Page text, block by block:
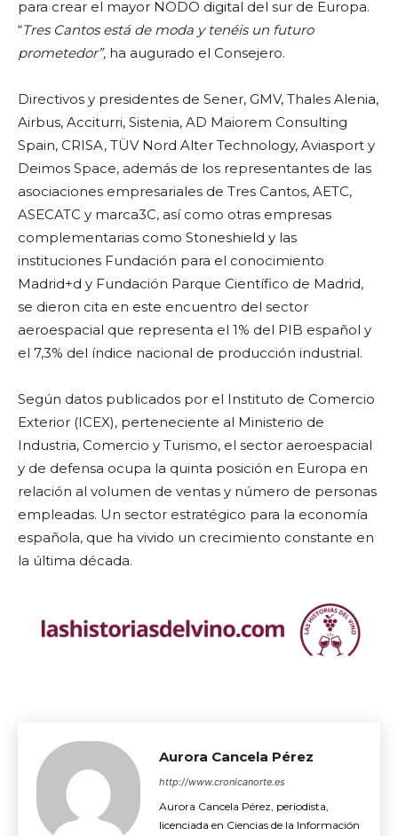
para crear el mayor NODO digital del sur de Europa.
“Tres Cantos está de moda y tenéis un futuro
prometedor”, ha augurado el Consejero.
Directivos y presidentes de Sener, GMV, Thales Alenia,
Airbus, Acciturri, Sistenia, AD Maiorem Consulting
Spain, CRISA, TÜV Nord Alter Technology, Aviasport y
Deimos Space, además de los representantes de las
asociaciones empresariales de Tres Cantos, AETC,
ASECATC y marca3C, así como otras empresas
complementarias como Stoneshield y las
instituciones Fundación para el conocimiento
Madrid+d y Fundación Parque Científico de Madrid,
se dieron cita en este encuentro del sector
aeroespacial que representa el 1% del PIB español y
el 7,3% del índice nacional de producción industrial.
Según datos publicados por el Instituto de Comercio
Exterior (ICEX), perteneciente al Ministerio de
Industria, Comercio y Turismo, el sector aeroespacial
y de defensa ocupa la quinta posición en Europa en
relación al volumen de ventas y número de personas
empleadas. Un sector estratégico para la economía
española, que ha vivido un crecimiento constante en
la última década.
Aurora Cancela Pérez
http://www.cronicanorte.es
Aurora Cancela Pérez, periodista,
licenciada en Ciencias de la Información